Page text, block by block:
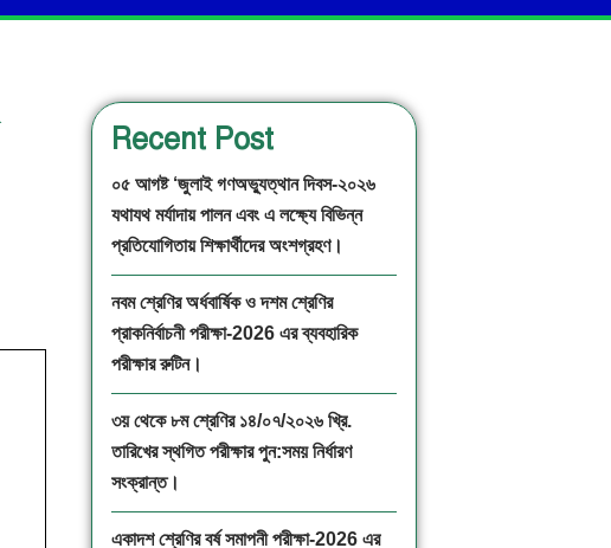
Recent Post
০৫ আগষ্ট ‘জুলাই গণঅভ্যুত্থান দিবস-২০২৬
যথাযথ মর্যাদায় পালন এবং এ লক্ষ্যে বিভিন্ন
প্রতিযোগিতায় শিক্ষার্থীদের অংশগ্রহণ।
নবম শ্রেণির অর্ধবার্ষিক ও দশম শ্রেণির
প্রাকনির্বাচনী পরীক্ষা-2026 এর ব্যবহারিক
পরীক্ষার রুটিন।
৩য় থেকে ৮ম শ্রেণির ১৪/০৭/২০২৬ খ্রি.
তারিখের স্থগিত পরীক্ষার পুন:সময় নির্ধারণ
সংক্রান্ত।
একাদশ শ্রেণির বর্ষ সমাপনী পরীক্ষা-2026 এর